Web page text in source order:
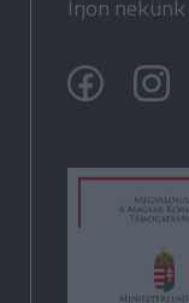
Írjon nekünk